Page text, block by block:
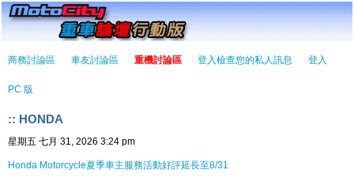
商務討論區 車友討論區 重機討論區 登入檢查您的私人訊息 登入
PC 版
:: HONDA
星期五 七月 31, 2026 3:24 pm
Honda Motorcycle夏季車主服務活動好評延長至8/31